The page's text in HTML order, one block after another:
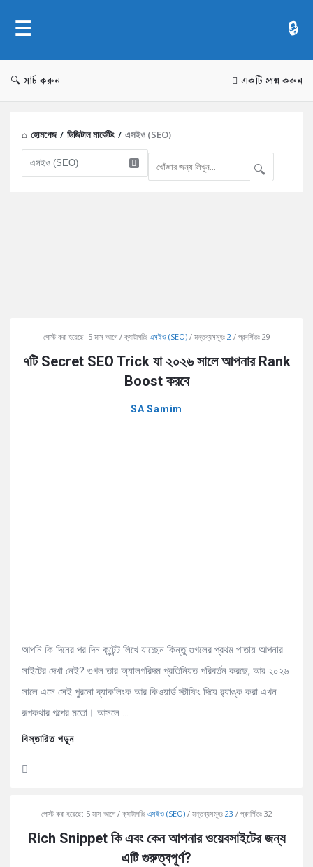
সার্চ করুন একটি প্রশ্ন করুন
হোমপেজ / ডিজিটাল মার্কেটিং / এসইও (SEO)
Articles
পোস্ট করা হয়েছে: 5 মাস আগে ক্যাটাগরিঃ এসইও (SEO) মন্তব্যসমূহঃ 2 প্রদর্শিতঃ 29
৭টি Secret SEO Trick যা ২০২৬ সালে আপনার Rank
Boost করবে
SA Samim
আপনি কি দিনের পর দিন কন্টেন্ট লিখে যাচ্ছেন কিন্তু গুগলের প্রথম পাতায় আপনার
সাইটের দেখা নেই? গুগল তার অ্যালগরিদম প্রতিনিয়ত পরিবর্তন করছে, আর ২০২৬
সালে এসে সেই পুরনো ব্যাকলিংক আর কিওয়ার্ড স্টাফিং দিয়ে র‍্যাঙ্ক করা এখন
রূপকথার গল্পের মতো। আসলে ...
বিস্তারিত পড়ুন
পোস্ট করা হয়েছে: 5 মাস আগে ক্যাটাগরিঃ এসইও (SEO) মন্তব্যসমূহঃ 23 প্রদর্শিতঃ 32
Rich Snippet কি এবং কেন আপনার ওয়েবসাইটের জন্য
এটি গুরুত্বপূর্ণ?